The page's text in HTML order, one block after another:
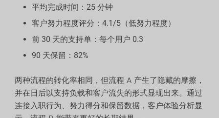
平均完成时间：25 分钟
客户努力程度评分：4.1/5（低努力程度）
前 30 天的支持单：每个用户 0.3
90 天保留：82%
两种流程的转化率相同，但流程 A 产生了隐藏的摩擦，
并在日后以支持负载和客户流失的形式显现出来。通过
连接入职行为、努力得分和保留数据，客户体验分析显